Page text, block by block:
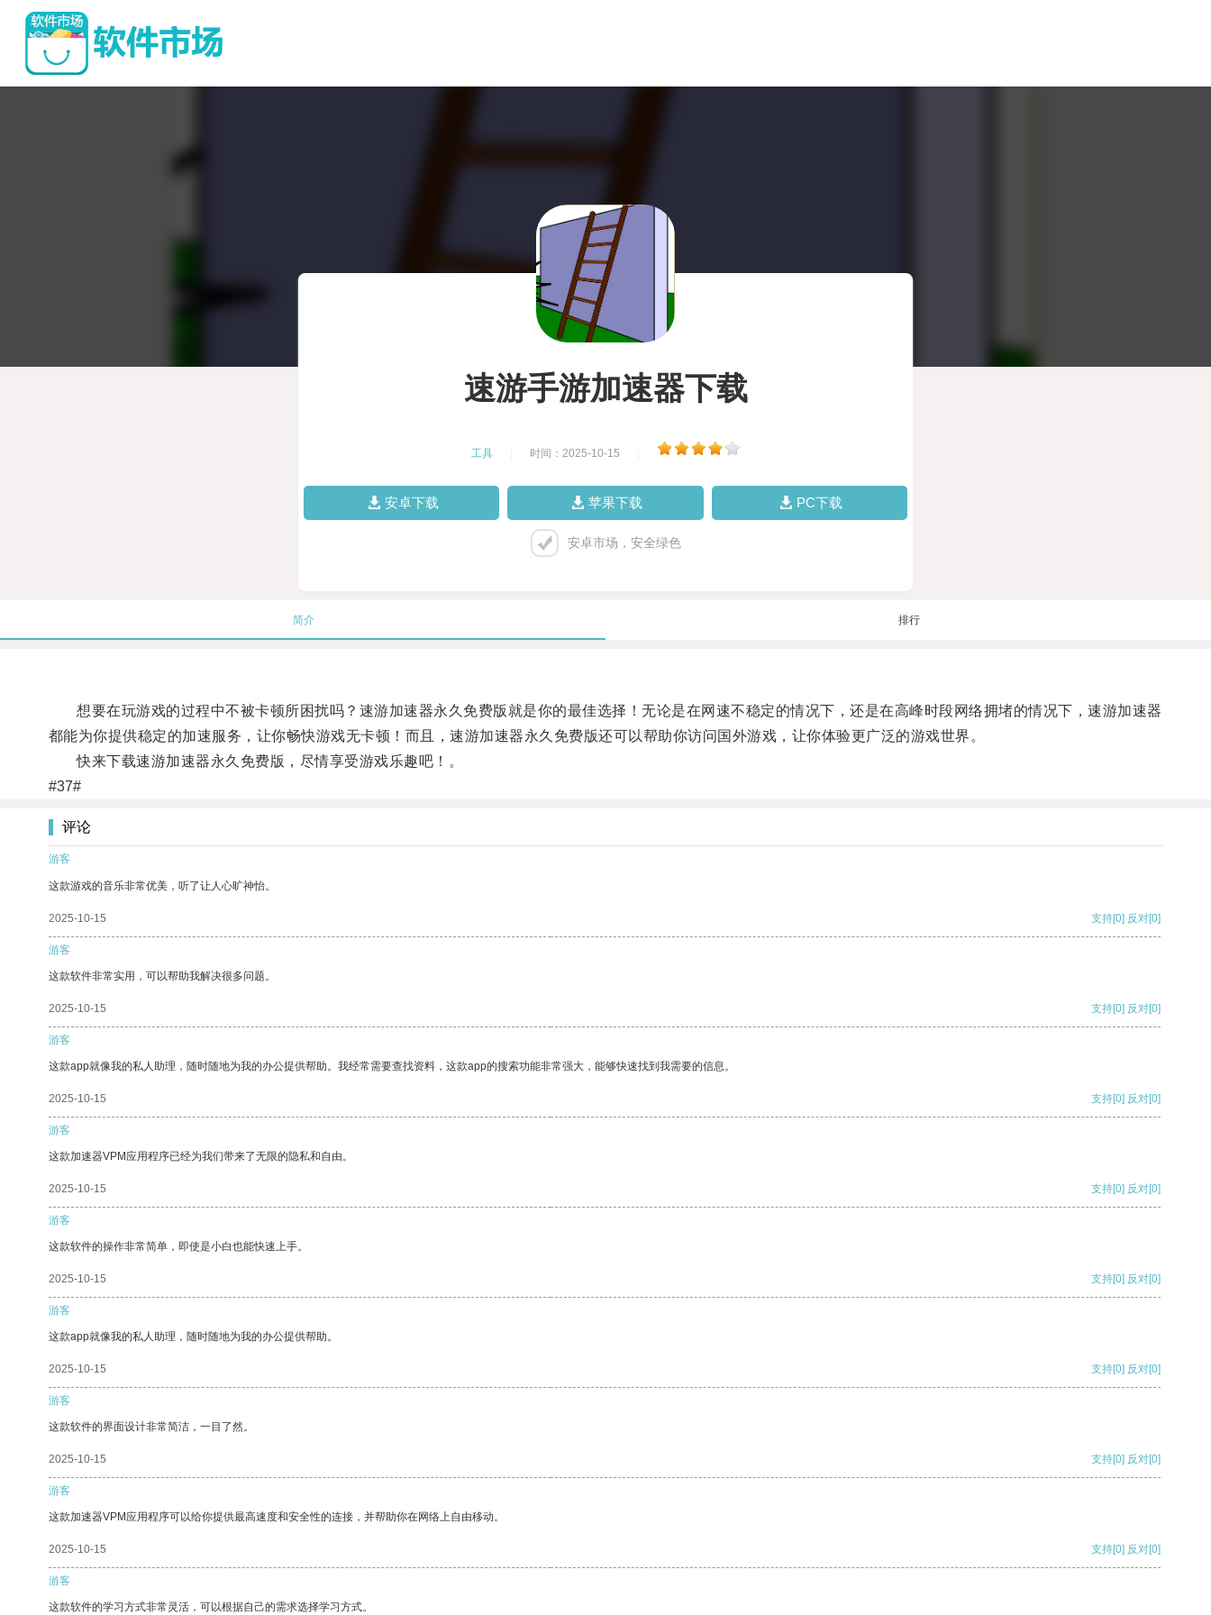
速游手游加速器下载
工具 时间：2025-10-15
安卓下载 苹果下载 PC下载
安卓市场，安全绿色
简介 排行
想要在玩游戏的过程中不被卡顿所困扰吗？速游加速器永久免费版就是你的最佳选择！无论是在网速不稳定的情况下，还是在高峰时段网络拥堵的情况下，速游加速器
都能为你提供稳定的加速服务，让你畅快游戏无卡顿！而且，速游加速器永久免费版还可以帮助你访问国外游戏，让你体验更广泛的游戏世界。
快来下载速游加速器永久免费版，尽情享受游戏乐趣吧！。
#37#
评论
游客
这款游戏的音乐非常优美，听了让人心旷神怡。
2025-10-15 支持[0] 反对[0]
游客
这款软件非常实用，可以帮助我解决很多问题。
2025-10-15 支持[0] 反对[0]
游客
这款app就像我的私人助理，随时随地为我的办公提供帮助。我经常需要查找资料，这款app的搜索功能非常强大，能够快速找到我需要的信息。
2025-10-15 支持[0] 反对[0]
游客
这款加速器VPM应用程序已经为我们带来了无限的隐私和自由。
2025-10-15 支持[0] 反对[0]
游客
这款软件的操作非常简单，即使是小白也能快速上手。
2025-10-15 支持[0] 反对[0]
游客
这款app就像我的私人助理，随时随地为我的办公提供帮助。
2025-10-15 支持[0] 反对[0]
游客
这款软件的界面设计非常简洁，一目了然。
2025-10-15 支持[0] 反对[0]
游客
这款加速器VPM应用程序可以给你提供最高速度和安全性的连接，并帮助你在网络上自由移动。
2025-10-15 支持[0] 反对[0]
游客
这款软件的学习方式非常灵活，可以根据自己的需求选择学习方式。